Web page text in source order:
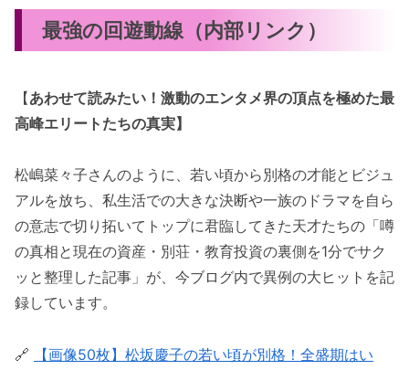
最強の回遊動線（内部リンク）
【あわせて読みたい！激動のエンタメ界の頂点を極めた最
高峰エリートたちの真実】
松嶋菜々子さんのように、若い頃から別格の才能とビジュ
アルを放ち、私生活での大きな決断や一族のドラマを自ら
の意志で切り拓いてトップに君臨してきた天才たちの「噂
の真相と現在の資産・別荘・教育投資の裏側を1分でサク
ッと整理した記事」が、今ブログ内で異例の大ヒットを記
録しています。
🔗
【画像50枚】松坂慶子の若い頃が別格！全盛期はい